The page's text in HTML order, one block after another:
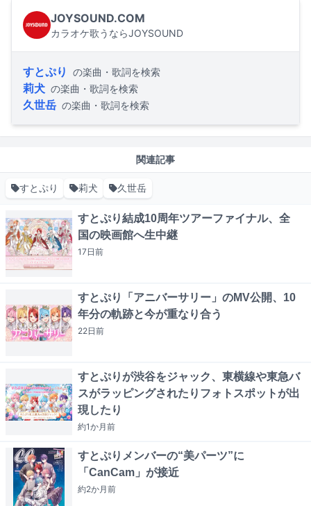
JOYSOUND.COM
カラオケ歌うならJOYSOUND
すとぷり の楽曲・歌詞を検索
莉犬 の楽曲・歌詞を検索
久世岳 の楽曲・歌詞を検索
関連記事
すとぷり 莉犬 久世岳
すとぷり結成10周年ツアーファイナル、全
国の映画館へ生中継
17日前
すとぷり「アニバーサリー」のMV公開、10
年分の軌跡と今が重なり合う
22日前
すとぷりが渋谷をジャック、東横線や東急バ
スがラッピングされたりフォトスポットが出
現したり
約1か月前
すとぷりメンバーの“美パーツ”に
「CanCam」が接近
約2か月前